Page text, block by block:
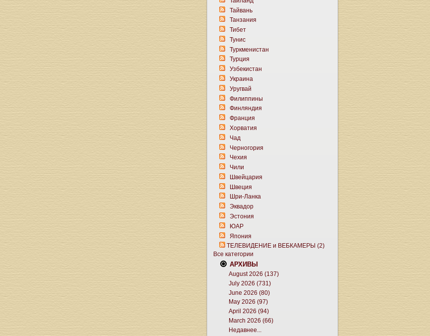
Тайвань
Танзания
Тибет
Тунис
Туркменистан
Турция
Узбекистан
Украина
Уругвай
Филиппины
Финляндия
Франция
Хорватия
Чад
Черногория
Чехия
Чили
Швейцария
Швеция
Шри-Ланка
Эквадор
Эстония
ЮАР
Япония
ТЕЛЕВИДЕНИЕ и ВЕБКАМЕРЫ (2)
Все категории
АРХИВЫ
August 2026 (137)
July 2026 (731)
June 2026 (80)
May 2026 (97)
April 2026 (94)
March 2026 (66)
Недавнее...